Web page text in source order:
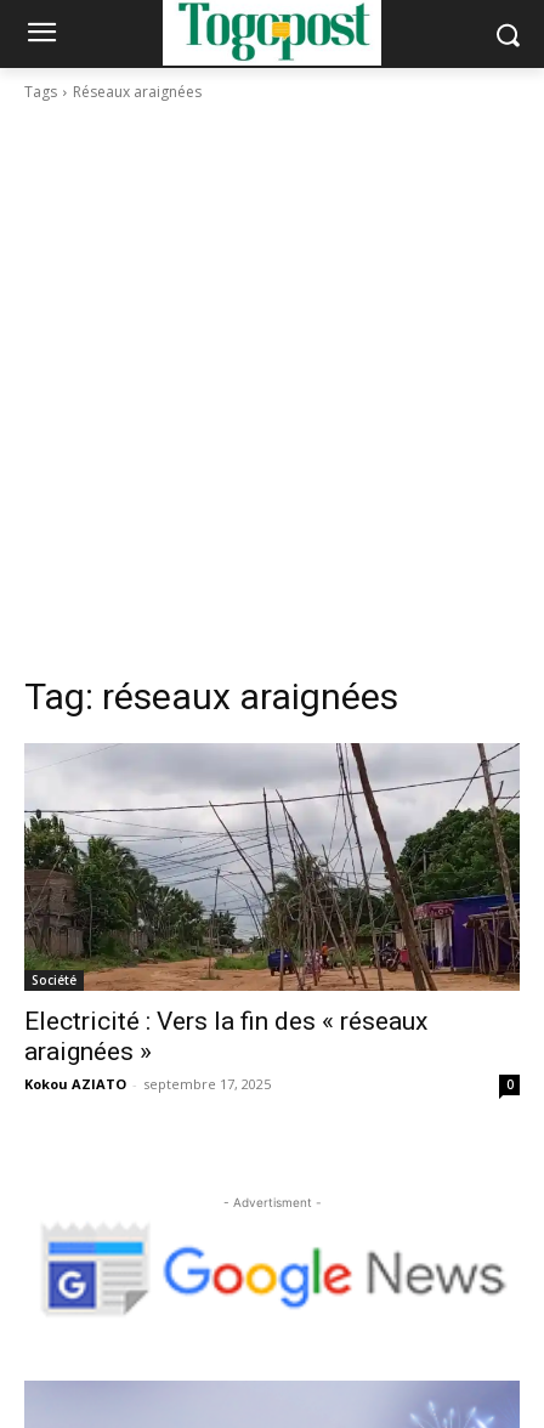
Tags Réseaux araignées
Tag: réseaux araignées
Société
Electricité : Vers la fin des « réseaux
araignées »
Kokou AZIATO - septembre 17, 2025 0
- Advertisment -